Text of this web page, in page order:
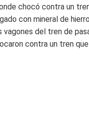
chocó contra un
con mineral de
vagones del tren de
contra un tren